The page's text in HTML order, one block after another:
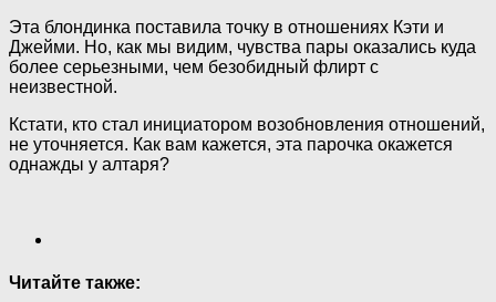
Эта блондинка поставила точку в отношениях Кэти и
Джейми. Но, как мы видим, чувства пары оказались куда
более серьезными, чем безобидный флирт с
неизвестной.
Кстати, кто стал инициатором возобновления отношений,
не уточняется. Как вам кажется, эта парочка окажется
однажды у алтаря?
Читайте также: